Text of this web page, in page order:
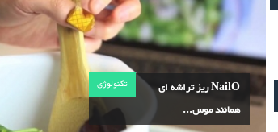
تکنولوژی
NailO ریز تراشه ای
همانند موس...